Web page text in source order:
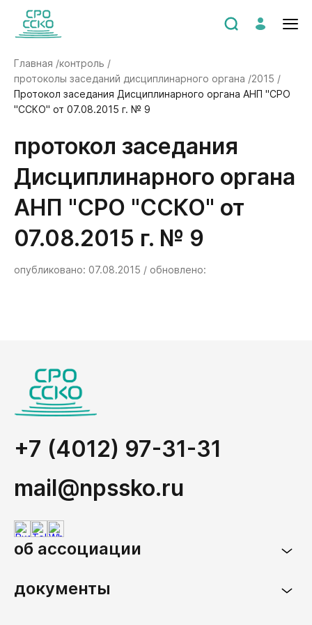
Главная /контроль /
протоколы заседаний дисциплинарного органа /2015 /
Протокол заседания Дисциплинарного органа АНП "СРО
"ССКО" от 07.08.2015 г. № 9
Протокол заседания
Дисциплинарного органа
АНП "СРО "ССКО" от
07.08.2015 г. № 9
опубликовано: 07.08.2015 / обновлено:
+7 (4012) 97-31-31
mail@npssko.ru
об ассоциации
документы